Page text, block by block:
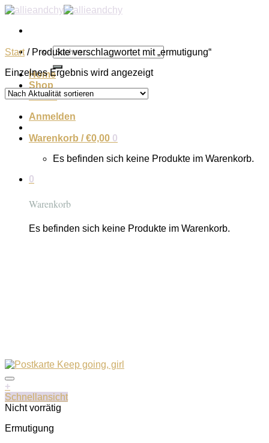
Zum
springen
Suchen
nach:
Home
Shop
About
Anmelden
Warenkorb /€0,00 0
Es befinden sich keine Produkte im Warenkorb.
0
Warenkorb
Es befinden sich keine Produkte im Warenkorb.
Start /Produkte verschlagwortet mit „ermutigung“
Einzelnes Ergebnis wird angezeigt
+
Schnellansicht
Nicht vorrätig
Ermutigung